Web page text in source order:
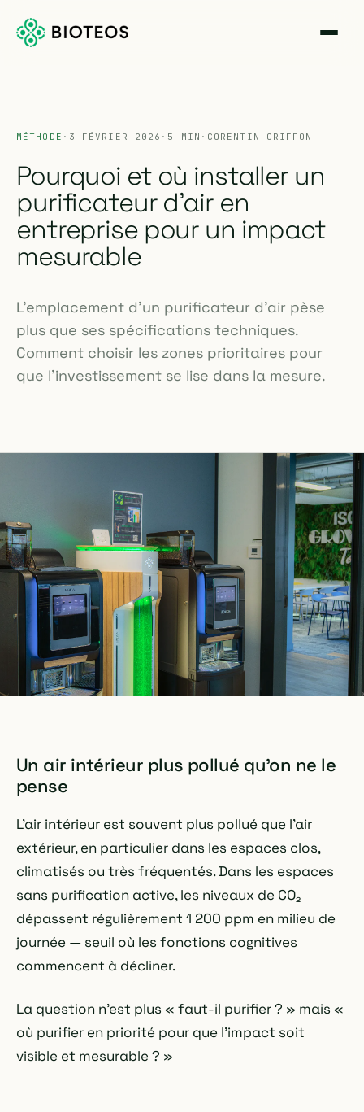
MÉTHODE · 3 FÉVRIER 2026 · 5 MIN · CORENTIN GRIFFON
Pourquoi et où installer un
purificateur d'air en
entreprise pour un impact
mesurable
L'emplacement d'un purificateur d'air pèse
plus que ses spécifications techniques.
Comment choisir les zones prioritaires pour
que l'investissement se lise dans la mesure.
Un air intérieur plus pollué qu'on ne le
pense
L'air intérieur est souvent plus pollué que l'air
extérieur, en particulier dans les espaces clos,
climatisés ou très fréquentés. Dans les espaces
sans purification active, les niveaux de CO₂
dépassent régulièrement 1 200 ppm en milieu de
journée — seuil où les fonctions cognitives
commencent à décliner.
La question n'est plus « faut-il purifier ? » mais «
où purifier en priorité pour que l'impact soit
visible et mesurable ? »